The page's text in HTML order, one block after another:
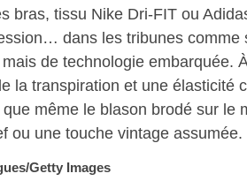
bras, tissu Nike Dri-FIT ou
dans les tribunes comme
de technologie embarquée.
la transpiration et une élasticité
même le blason brodé sur le
ou une touche vintage assumée.
Getty Images